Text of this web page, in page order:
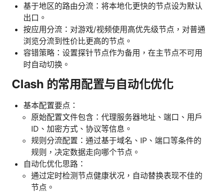
基于地区的路由分流：将本地化更快的节点设为默认
出口。
按应用分流：对游戏/视频使用高优先级节点，对普通
浏览分流到性价比更高的节点。
容错策略：设置探针节点作为备用，在主节点不可用
时自动切换。
Clash 的常用配置与自动化优化
基本配置要点：
原始配置文件包含：代理服务器地址、端口、用户
ID、加密方式、协议等信息。
规则分流配置：通过基于域名、IP、端口等条件的
规则，决定数据走向哪个节点。
自动化优化思路：
通过定时检测节点健康状况，自动替换表现不佳的
节点。